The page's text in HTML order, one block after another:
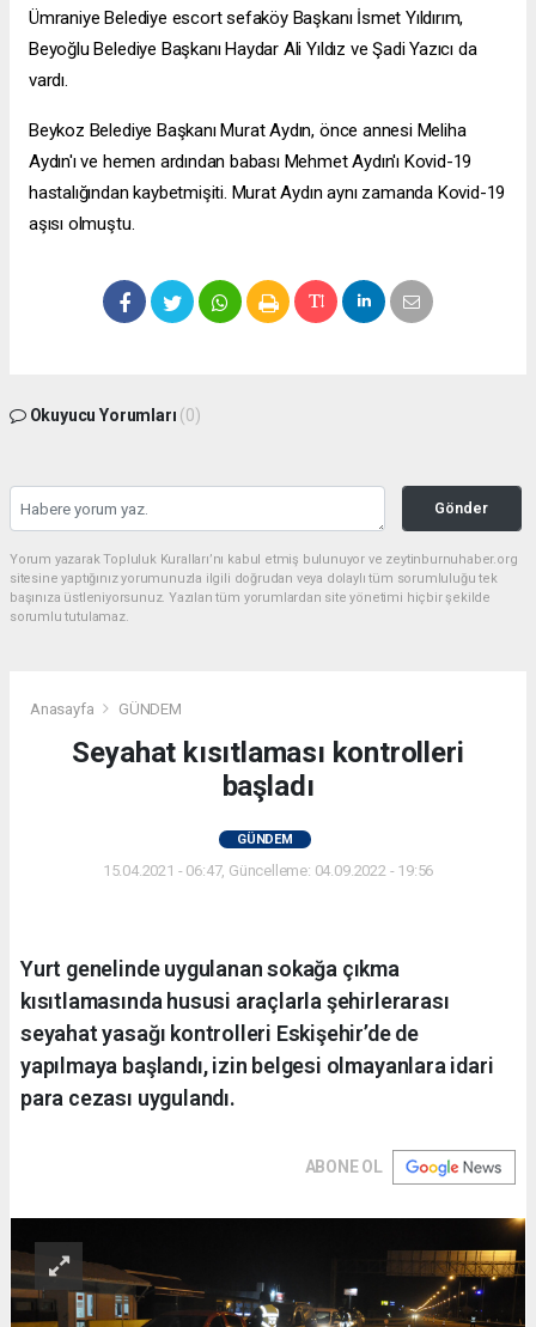
Ümraniye Belediye escort sefaköyBaşkanı İsmet Yıldırım,
Beyoğlu Belediye Başkanı Haydar Ali Yıldız ve Şadi Yazıcı da
vardı.
Beykoz Belediye Başkanı Murat Aydın, önce annesi Meliha
Aydın'ı ve hemen ardından babası Mehmet Aydın'ı Kovid-19
hastalığından kaybetmişiti. Murat Aydın aynı zamanda Kovid-19
aşısı olmuştu.
Okuyucu Yorumları (0)
Gönder
Yorum yazarak Topluluk Kuralları’nı kabul etmiş bulunuyor ve zeytinburnuhaber.org
sitesine yaptığınız yorumunuzla ilgili doğrudan veya dolaylı tüm sorumluluğu tek
başınıza üstleniyorsunuz. Yazılan tüm yorumlardan site yönetimi hiçbir şekilde
sorumlu tutulamaz.
Anasayfa GÜNDEM
Seyahat kısıtlaması kontrolleri
başladı
GÜNDEM
15.04.2021 - 06:47, Güncelleme: 04.09.2022 - 19:56
Yurt genelinde uygulanan sokağa çıkma
kısıtlamasında hususi araçlarla şehirlerarası
seyahat yasağı kontrolleri Eskişehir’de de
yapılmaya başlandı, izin belgesi olmayanlara idari
para cezası uygulandı.
ABONE OL